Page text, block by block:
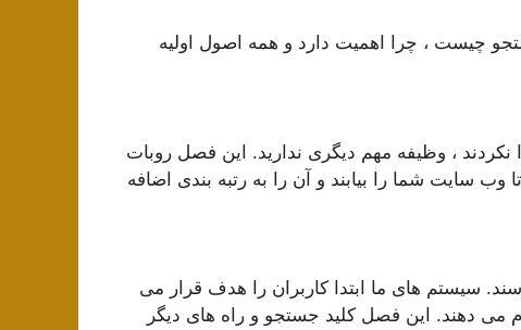
چیست ، چرا اهمیت دارد و همه اصول اولیه
نکردند ، وظیفه مهم دیگری ندارید. این فصل روبات
سایت شما را بیابند و آن را به رتبه بندی اضافه
سیستم های ما ابتدا کاربران را هدف قرار می
می دهند. این فصل کلید جستجو و راه های دیگر